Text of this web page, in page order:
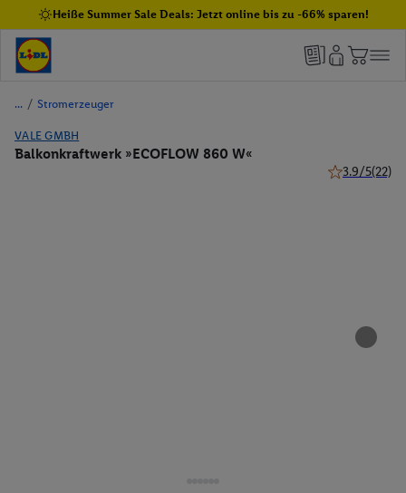
Heiße Summer Sale Deals: Jetzt online bis zu -66% sparen!
/ Stromerzeuger
VALE GMBH
Balkonkraftwerk »ECOFLOW 860 W«
3.9/5(22)